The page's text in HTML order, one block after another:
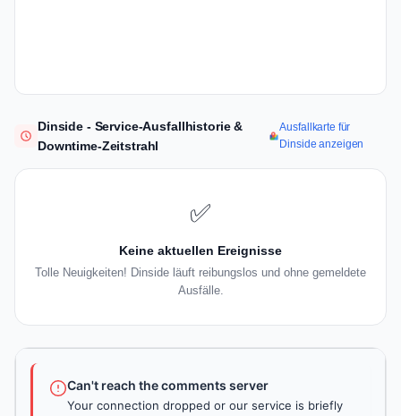
Dinside - Service-Ausfallhistorie &
Downtime-Zeitstrahl
Ausfallkarte für
Dinside anzeigen
✅
Keine aktuellen Ereignisse
Tolle Neuigkeiten! Dinside läuft reibungslos und ohne gemeldete
Ausfälle.
Can't reach the comments server
Your connection dropped or our service is briefly